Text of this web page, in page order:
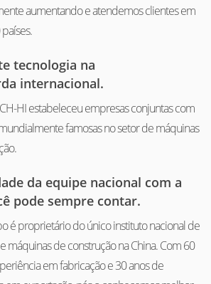
aumentando e atendemos clientes em
tecnologia na
internacional.
HI estabeleceu empresas conjuntas com
famosas no setor de máquinas
da equipe nacional com a
pode sempre contar.
é proprietário do único instituto nacional de
máquinas de construção na China. Com 60
em fabricação e 30 anos de